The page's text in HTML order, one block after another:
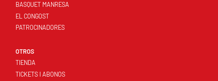
BASQUET MANRESA
EL CONGOST
PATROCINADORES
OTROS
TIENDA
TICKETS I ABONOS